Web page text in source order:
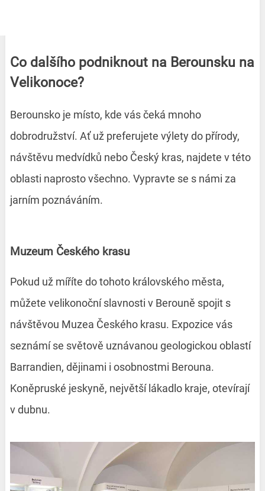
Co dalšího podniknout na Berounsku na
Velikonoce?
Berounsko je místo, kde vás čeká mnoho
dobrodružství. Ať už preferujete výlety do přírody,
návštěvu medvídků nebo Český kras, najdete v této
oblasti naprosto všechno. Vypravte se s námi za
jarním poznáváním.
Muzeum Českého krasu
Pokud už míříte do tohoto královského města,
můžete velikonoční slavnosti v Berouně spojit s
návštěvou Muzea Českého krasu. Expozice vás
seznámí se světově uznávanou geologickou oblastí
Barrandien, dějinami i osobnostmi Berouna.
Koněpruské jeskyně, největší lákadlo kraje, otevírají
v dubnu.